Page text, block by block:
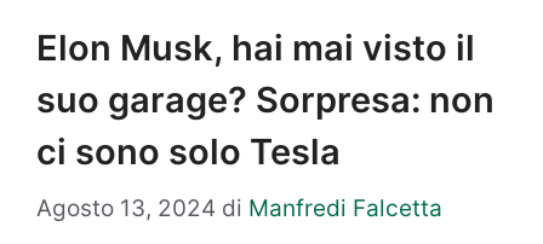
Elon Musk, hai mai visto il
suo garage? Sorpresa: non
ci sono solo Tesla
Agosto 13, 2024 di Manfredi Falcetta